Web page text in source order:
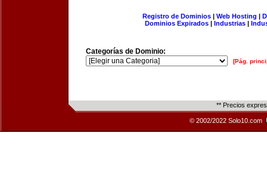
Registro de Dominios| Web Hosting |
Dominios Expirados | Industrias |
Categorías de Dominio:
[Pág.
** Precios
© 2002/2022 Solo10.com